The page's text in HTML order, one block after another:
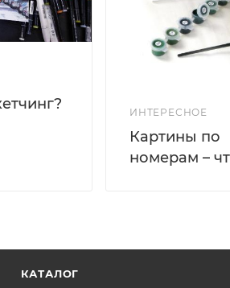
ИНТЕРЕСНОЕ
Картины по
номерам –
КАТАЛОГ